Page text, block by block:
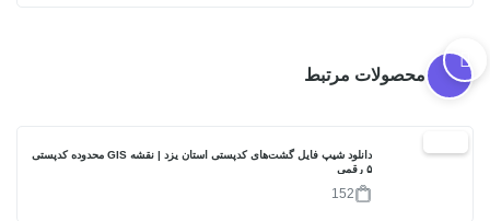
محصولات مرتبط
دانلود شیپ فایل گشت‌های کدپستی استان یزد | نقشه GIS محدوده کدپستی
۵ رقمی
152